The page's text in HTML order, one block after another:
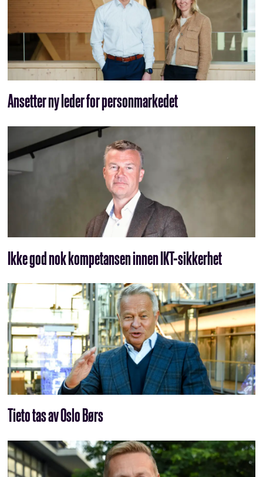
Ansetter ny leder for personmarkedet
Ikke god nok kompetansen innen IKT-sikkerhet
Tieto tas av Oslo Børs